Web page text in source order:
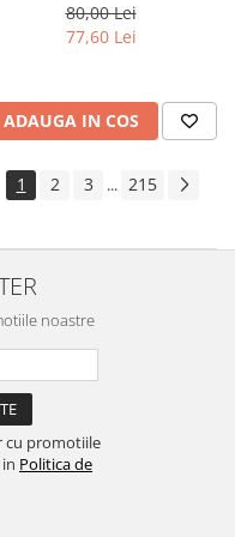
80,00 Lei
77,60 Lei
ADAUGA IN COS
1 2 3 ... 215
noastre
cu promotiile
Politica de